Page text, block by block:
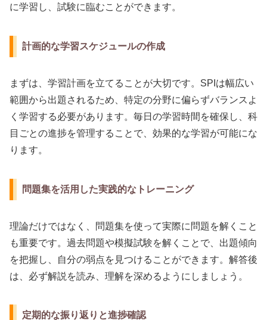
に学習し、試験に臨むことができます。
計画的な学習スケジュールの作成
まずは、学習計画を立てることが大切です。SPIは幅広い
範囲から出題されるため、特定の分野に偏らずバランスよ
く学習する必要があります。毎日の学習時間を確保し、科
目ごとの進捗を管理することで、効果的な学習が可能にな
ります。
問題集を活用した実践的なトレーニング
理論だけではなく、問題集を使って実際に問題を解くこと
も重要です。過去問題や模擬試験を解くことで、出題傾向
を把握し、自分の弱点を見つけることができます。解答後
は、必ず解説を読み、理解を深めるようにしましょう。
定期的な振り返りと進捗確認